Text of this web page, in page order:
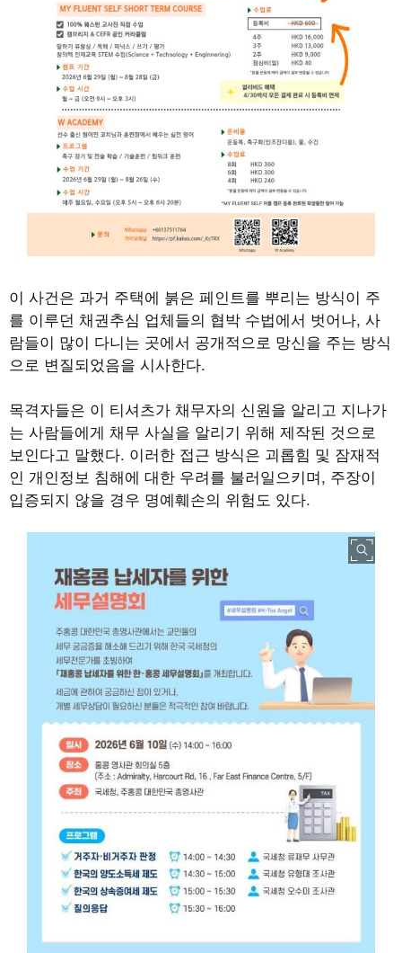
이 사건은 과거 주택에 붉은 페인트를 뿌리는 방식이 주
를 이루던 채권추심 업체들의 협박 수법에서 벗어나, 사
람들이 많이 다니는 곳에서 공개적으로 망신을 주는 방식
으로 변질되었음을 시사한다.
목격자들은 이 티셔츠가 채무자의 신원을 알리고 지나가
는 사람들에게 채무 사실을 알리기 위해 제작된 것으로
보인다고 말했다. 이러한 접근 방식은 괴롭힘 및 잠재적
인 개인정보 침해에 대한 우려를 불러일으키며, 주장이
입증되지 않을 경우 명예훼손의 위험도 있다.